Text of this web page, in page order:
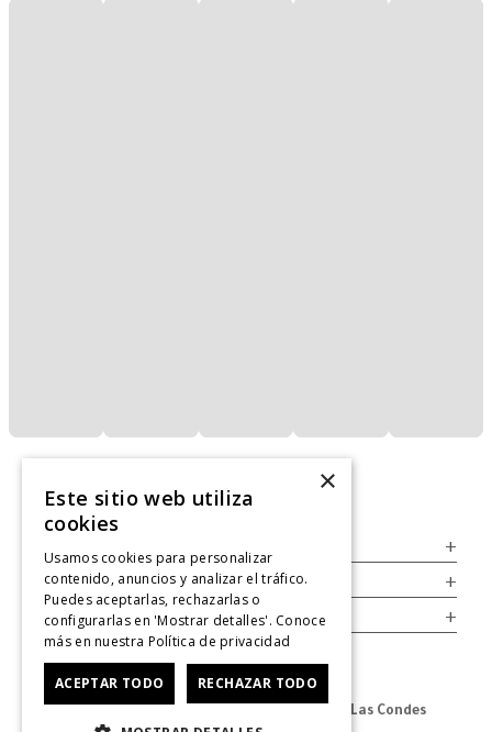
+
Legal +
Cuenta +
Dirección Oficina: Av. Las Condes #11281 - Las Condes
×
Este sitio web utiliza
cookies
Usamos cookies para personalizar
contenido, anuncios y analizar el tráfico.
Puedes aceptarlas, rechazarlas o
configurarlas en 'Mostrar detalles'. Conoce
más en nuestra Política de privacidad
ACEPTAR TODO RECHAZAR TODO